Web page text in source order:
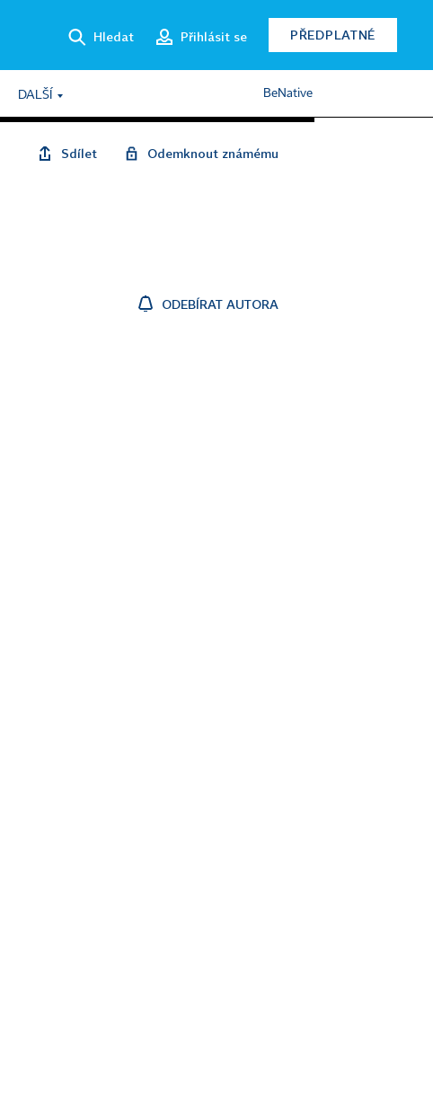
Hledat Přihlásit se PŘEDPLATNÉ
DALŠÍ BeNative
Sdílet Odemknout známému
ODEBÍRAT AUTORA